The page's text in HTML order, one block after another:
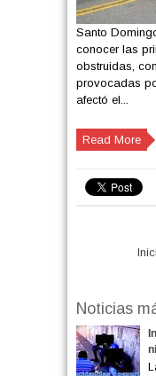
Santo
conocer las
obstruidas,
provocadas
afectó el...
Read More
Noticias